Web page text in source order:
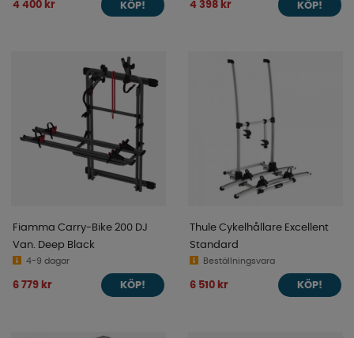
4 400 kr KÖP! 4 398 kr KÖP!
Fiamma Carry-Bike 200 DJ
Van. Deep Black
4-9 dagar
6 779 kr KÖP!
Thule Cykelhållare Excellent
Standard
Beställningsvara
6 510 kr KÖP!